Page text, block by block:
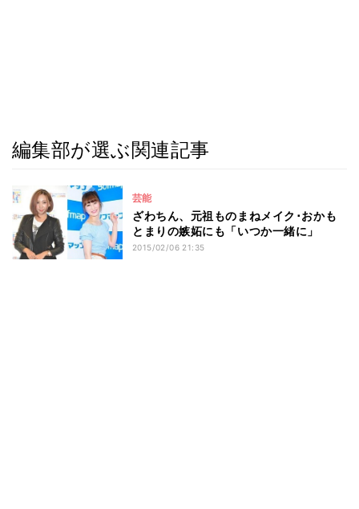
編集部が選ぶ関連記事
芸能
ざわちん、元祖ものまねメイク･おかも
とまりの嫉妬にも「いつか一緒に」
2015/02/06 21:35